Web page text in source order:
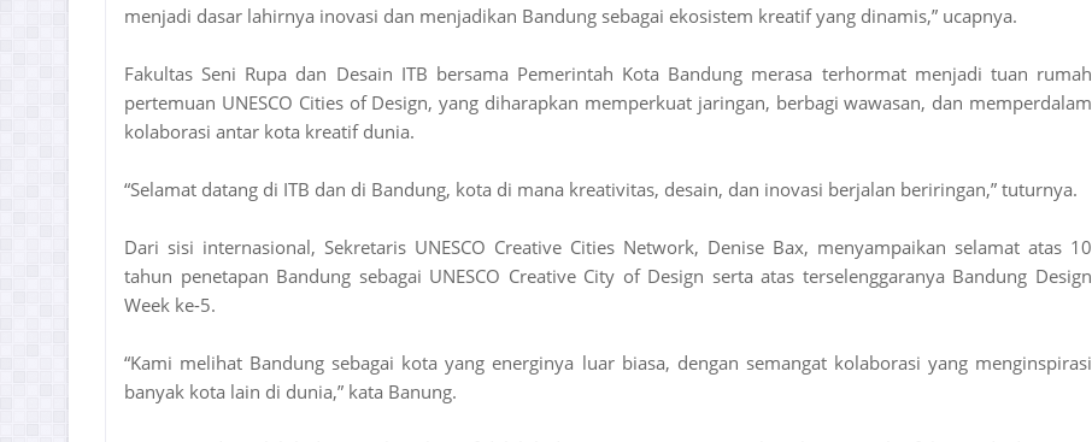
menjadi dasar lahirnya inovasi dan menjadikan Bandung sebagai ekosistem kreatif yang dinamis,” ucapnya.
Fakultas Seni Rupa dan Desain ITB bersama Pemerintah Kota Bandung merasa terhormat menjadi tuan rumah
pertemuan UNESCO Cities of Design, yang diharapkan memperkuat jaringan, berbagi wawasan, dan memperdalam
kolaborasi antar kota kreatif dunia.
“Selamat datang di ITB dan di Bandung, kota di mana kreativitas, desain, dan inovasi berjalan beriringan,” tuturnya.
Dari sisi internasional, Sekretaris UNESCO Creative Cities Network, Denise Bax, menyampaikan selamat atas 10
tahun penetapan Bandung sebagai UNESCO Creative City of Design serta atas terselenggaranya Bandung Design
Week ke-5.
“Kami melihat Bandung sebagai kota yang energinya luar biasa, dengan semangat kolaborasi yang menginspirasi
banyak kota lain di dunia,” kata Banung.